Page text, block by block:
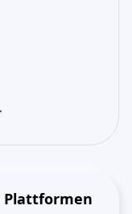
Plattformen